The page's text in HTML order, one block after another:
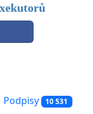
Podpisy 10 531